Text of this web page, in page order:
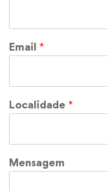
Email *
Localidade *
Mensagem